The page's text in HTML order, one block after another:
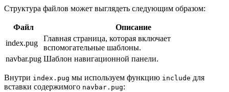
Структура файлов может выглядеть следующим образом:
Файл
Описание
index.pug
Главная страница, которая включает
вспомогательные шаблоны.
navbar.pug Шаблон навигационной панели.
Внутри index.pug мы используем функцию include для
вставки содержимого navbar.pug: